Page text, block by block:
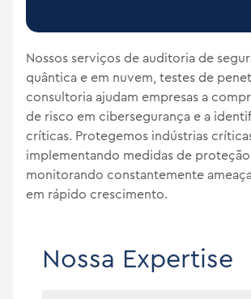
Nossos serviços de auditoria de
quântica e em nuvem, testes de
consultoria ajudam empresas a
de risco em cibersegurança e a
críticas. Protegemos indústrias
implementando medidas de
monitorando constantemente
em rápido crescimento.
Nossa Expertise